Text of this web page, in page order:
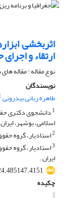
اثربخشی
ارتقاء و
نوع مقاله : مقاله های
نویسندگان
طاهره ربانی بیدرونی
1 دانشجوی دکتری
اسلامی، بوشهر،
2استادیار، گروه
3استادیار، گروه
ایران .
چکیده